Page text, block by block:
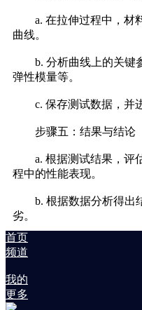
a. 在拉伸过程中，材
曲线。
b. 分析曲线上的关键
弹性模量等。
c. 保存测试数据，并进
步骤五：结果与结论
a. 根据测试结果，评
程中的性能表现。
b. 根据数据分析得出
劣。
首页
频道
我的
更多